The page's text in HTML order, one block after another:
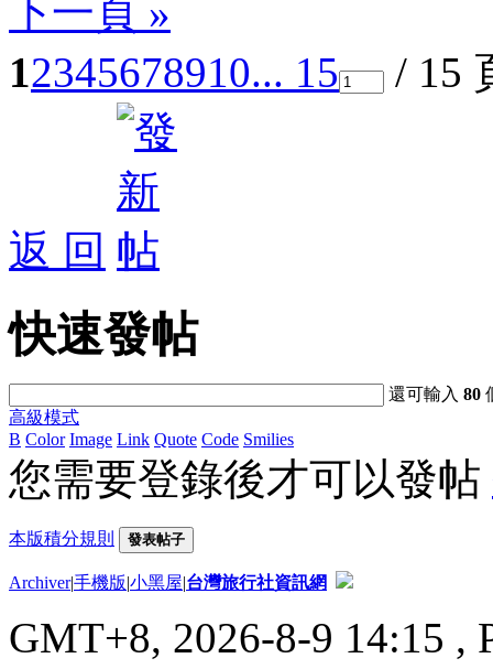
下一頁 »
12345678910... 15 / 15
返 回
快速發帖
還可輸入80
高級模式
B Color Image Link Quote Code Smilies
您需要登錄後才可以發帖
本版積分規則 發表帖子
Archiver|手機版|小黑屋|台灣旅行社資訊網
GMT+8, 2026-8-9 14:15 ,